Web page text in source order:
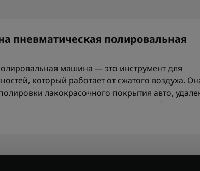
пневматическая полировальная
машина — это инструмент для
который работает от сжатого воздуха.
лакокрасочного покрытия авто,
поверхности равномерного блеска.
инструмента